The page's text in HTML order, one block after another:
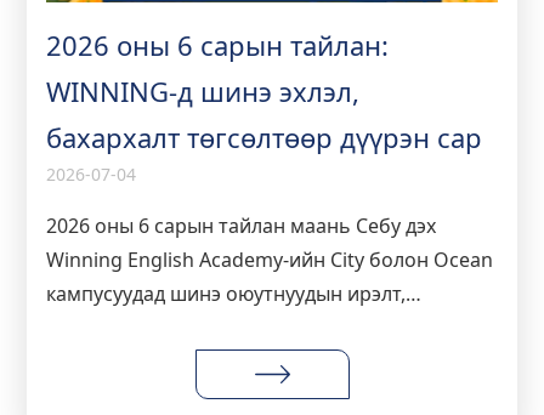
2026 оны 6 сарын тайлан:
WINNING-д шинэ эхлэл,
бахархалт төгсөлтөөр дүүрэн сар
2026-07-04
2026 оны 6 сарын тайлан маань Себу дэх
Winning English Academy-ийн City болон Ocean
кампусуудад шинэ оюутнуудын ирэлт,
ажиллагааг тэмдэглэж байна.